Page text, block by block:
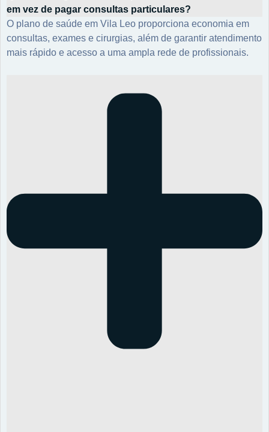
em vez de pagar consultas particulares?
O plano de saúde em Vila Leo proporciona economia em
consultas, exames e cirurgias, além de garantir atendimento
mais rápido e acesso a uma ampla rede de profissionais.